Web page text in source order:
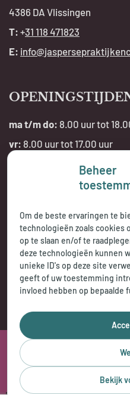
Beheer
Om de beste ervaringen te
technologieën zoals cookies
op te slaan en/of te
deze technologieën kunnen
unieke ID's op deze site
geeft of uw toestemming
invloed hebben op bepaalde
Bekijk
4386 DA Vlissingen
T: +31 118 471823
E:
ma t/m do: 8.00 uur tot
vr: 8.00 uur tot 17.00 uur
Telefonisch bereikbaar:
2026 © Jasperse
Privacy Statement